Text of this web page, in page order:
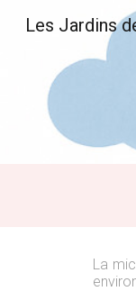
Les Jardins
La